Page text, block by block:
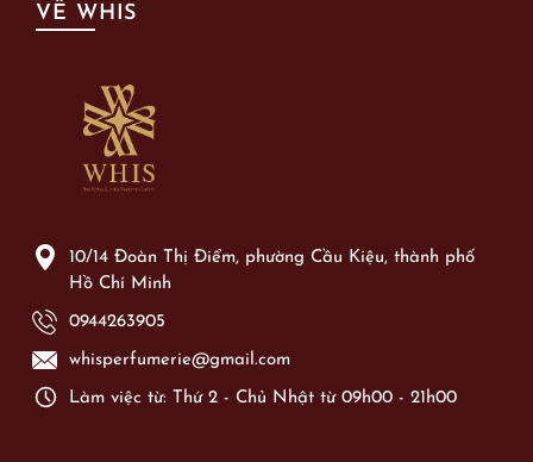
VỀ WHIS
10/14 Đoàn Thị Điểm, phường Cầu Kiệu, thành phố
Hồ Chí Minh
0944263905
whisperfumerie@gmail.com
Làm việc từ: Thứ 2 - Chủ Nhật từ 09h00 - 21h00